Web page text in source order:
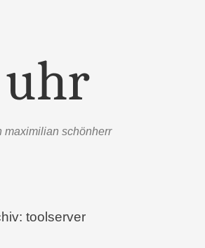
uhr
maximilian schönherr
toolserver